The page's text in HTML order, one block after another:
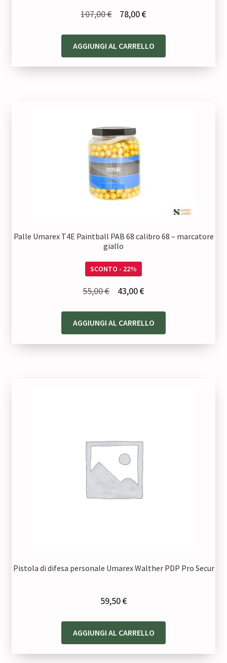
107,00€
originale
era:
78,00€Il
attuale
è:
AGGIUNGI AL CARRELLO
Palle Umarex T4E Paintball PAB 68 calibro 68 – marcatore
giallo
SCONTO - 22%
55,00€
originale
era:
43,00€Il
attuale
è:
AGGIUNGI AL CARRELLO
Pistola di difesa personale Umarex Walther PDP Pro Secur
59,50€
AGGIUNGI AL CARRELLO